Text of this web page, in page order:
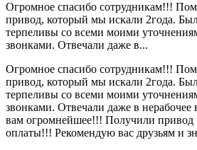
Огромное спасибо сотрудникам!!!
привод, который мы искали 2года.
терпеливы со всеми моими
звонками. Отвечали даже в...
Огромное спасибо сотрудникам!!!
привод, который мы искали 2года.
терпеливы со всеми моими
звонками. Отвечали даже в нерабочее
вам огромнейшее!!! Получили привод
оплаты!!! Рекомендую вас друзьям и